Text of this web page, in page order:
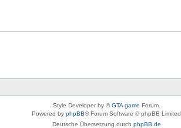
Style Developer by ©GTA game Forum.
Powered by phpBB® Forum Software © phpBB Limited
Deutsche Übersetzung durch phpBB.de